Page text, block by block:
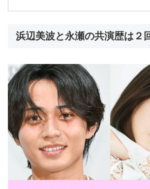
浜辺美波と永瀬の共演歴は２